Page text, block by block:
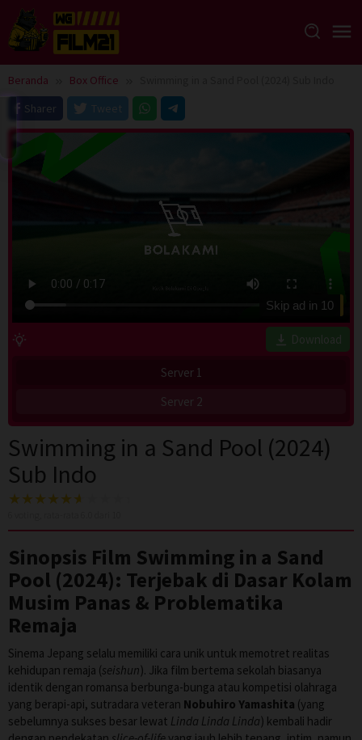
Loncat
konten
Beranda Box Office
Sharer
Tweet
Skip ad in 10
Download
Server 1
Server 2
Swimming in a Sand Pool (2024)
Sub Indo
Sinopsis Film Swimming in a Sand
Pool (2024): Terjebak di Dasar Kolam
Musim Panas & Problematika
Remaja
Sinema Jepang selalu memiliki cara unik untuk memotret realitas
kehidupan remaja (seishun). Jika film bertema sekolah biasanya
identik dengan romansa berbunga-bunga atau kompetisi olahraga
yang berapi-api, sutradara veteran Nobuhiro Yamashita (yang
sebelumnya sukses besar lewat Linda Linda Linda) kembali hadir